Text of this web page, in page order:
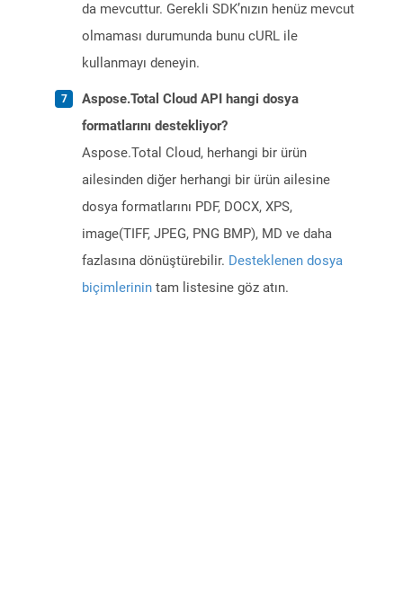
da mevcuttur. Gerekli SDK’nızın henüz mevcut
olmaması durumunda bunu cURL ile
kullanmayı deneyin.
Aspose.Total Cloud API hangi dosya
formatlarını destekliyor?
Aspose.Total Cloud, herhangi bir ürün
ailesinden diğer herhangi bir ürün ailesine
dosya formatlarını PDF, DOCX, XPS,
image(TIFF, JPEG, PNG BMP), MD ve daha
fazlasına dönüştürebilir. Desteklenen dosya
biçimlerinin tam listesine göz atın.